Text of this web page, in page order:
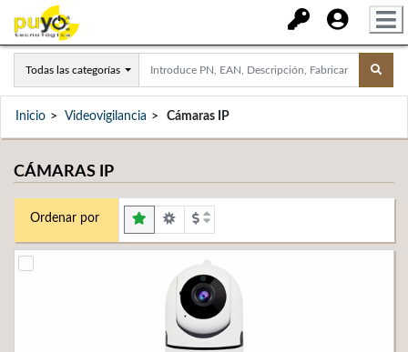
Todas las categorías
Inicio Videovigilancia Cámaras IP
CÁMARAS IP
Ordenar por